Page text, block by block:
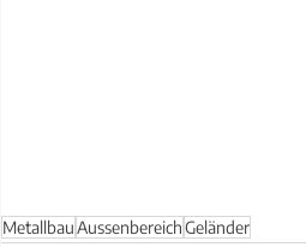
MetallbauAussenbereichGeländer